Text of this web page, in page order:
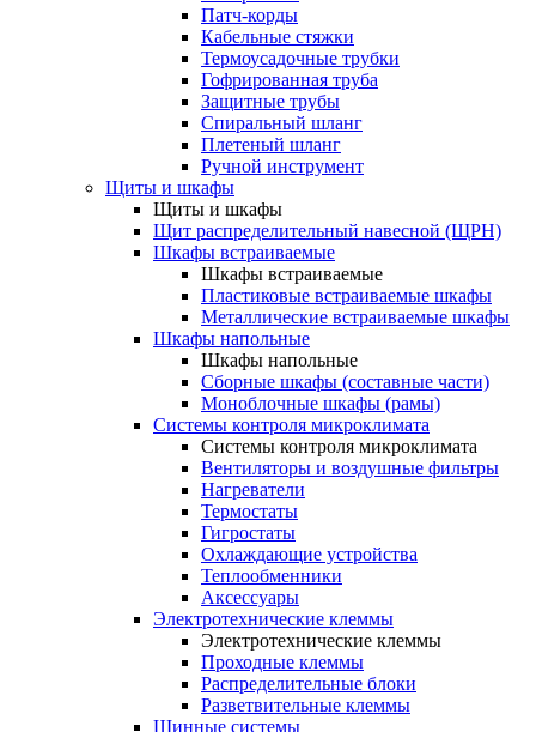
Патч-корды
Кабельные стяжки
Термоусадочные трубки
Гофрированная труба
Защитные трубы
Спиральный шланг
Плетеный шланг
Ручной инструмент
Щиты и шкафы
Щиты и шкафы
Щит распределительный навесной (ЩРН)
Шкафы встраиваемые
Шкафы встраиваемые
Пластиковые встраиваемые шкафы
Металлические встраиваемые шкафы
Шкафы напольные
Шкафы напольные
Сборные шкафы (составные части)
Моноблочные шкафы (рамы)
Системы контроля микроклимата
Системы контроля микроклимата
Вентиляторы и воздушные фильтры
Нагреватели
Термостаты
Гигростаты
Охлаждающие устройства
Теплообменники
Аксессуары
Электротехнические клеммы
Электротехнические клеммы
Проходные клеммы
Распределительные блоки
Разветвительные клеммы
Шинные системы